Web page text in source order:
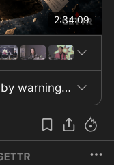
2:34:09
The video begins by warning viewers about impending darkness and conflict, urging preparedness. The speaker recounts his family's history of severe political persecution, including deaths and the imprisonment of hundreds, as evidence of the Chinese Communist Party's harsh suppression of dissent. He accuses the Chinese Communist Party (CCP) of decades-long deception, media manipulation, and covert infiltration operations such as "Blue-Gold-Yellow," framing the current global situation as a decisive struggle between dictatorship and Western democracy under the rule of law. The video alleges that the CCP has waged "unrestricted warfare" against the United States for years, systematically infiltrating the economy, finance, technology, media, and the legal system. It asserts that in 2019, the CCP planned to deploy chemical and biological weapons in Hong Kong, a plot the speaker claims to have reported to Bannon, Navarro, and others immediately. The speaker also claims that the COVID-19 vaccine is itself a disaster, describing it as part of a deliberate biochemical warfare strategy by the CCP, and recommends specific medications to counter risks posed by both the virus and the vaccine. Additional accusations include the CCP implementing the "13579 Plan," manipulating virtual currency, controlling global supply chains, and conducting massive hacking campaigns. The video claims that through such actions, the CCP illegally acquired sensitive data on 220 million American voters and, in cooperation with financial and technology firms, Wall Street, and public relations companies, interfered in the U.S. election by manipulating voting systems, bribing media and key opinion leaders, and penetrating law firms, with the aim of undermining U.S. institutions. Focusing on the 2020 U.S. election, the video repeatedly refers to a plan for "Biden to win, Trump to disappear," alleging CCP and allied interference confirmed by President Trump's recent speech and aligning with prior warnings from the "Whistleblower Movement." It discusses widespread outrage in American society over voter data leaks, criticizes the media and intelligence agencies for cover-ups and negligence, and examines the influence of business and foreign capital on the U.S. legal system. Throughout, guests emphasize the proximity of the "final battle," detailing obstacles such as the shutdown of crowdfunding channels, while affirming collective perseverance and solidarity within the movement. In conclusion, the speaker frames the current period as a critical confrontation between justice and evil, freedom and totalitarianism, urging members to remain steadfast and active. The video mentions the CCP’s alleged "Extermination of Whites Plan" and ongoing biochemical and financial strategies, but acknowledges that evidence relies largely on personal testimony and circulating plans rather than corroborated details. The program invokes key dates and events from the movement's history, encouraging viewers to stay alert and united moving forward.